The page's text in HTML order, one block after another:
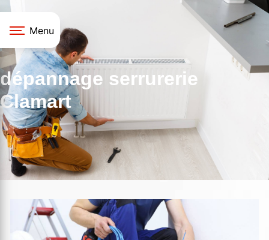
Menu
dépannage serrurerie
Clamart
Panneau de gestion des cookies